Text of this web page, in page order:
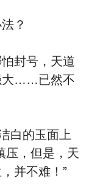
？
封号，天道
大……已然不
的玉面上
，但是，天
并不难！”